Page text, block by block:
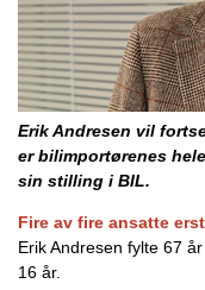
Erik Andresen vil
er bilimportørenes
sin stilling i BIL.
Fire av fire ansatte
Erik Andresen fylte 67
16 år.